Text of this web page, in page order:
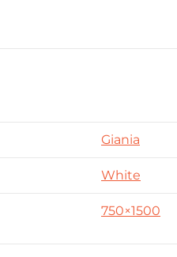
Giania
White
750×1500